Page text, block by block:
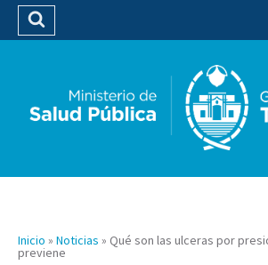
Biblioteca
Buscar
Inicio » Noticias » Qué son las ulceras por
previene